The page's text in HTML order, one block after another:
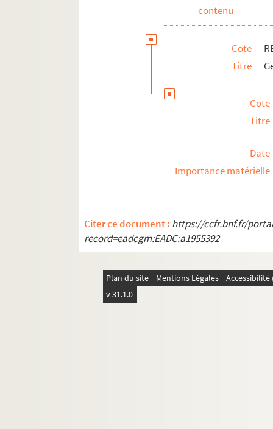
contenu
Cote
Titre
Cote
Titre
Date
Importance matérielle
Citer ce document : https://ccfr.bnf.fr/
record=eadcgm:EADC:a1955392
Plan du site Mentions Légales
v 31.1.0